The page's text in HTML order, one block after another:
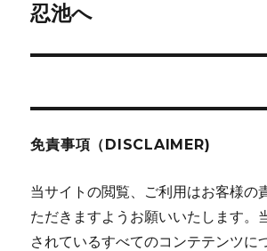
ー
シ
ン
の
稿:
忍池へ
免責事項（DISCLAIMER)
当サイトの閲覧、ご利用はお客様の
ただきますようお願いいたします。
されているすべてのコンテテンツに